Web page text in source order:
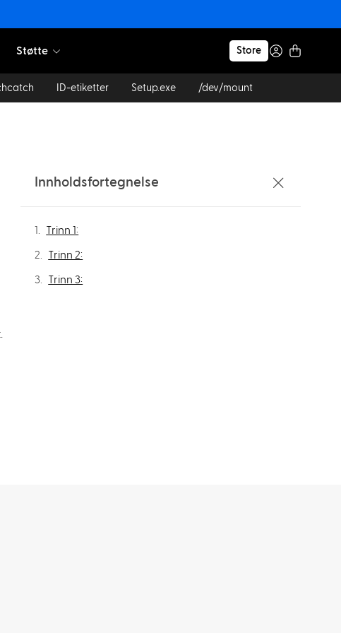
Støtte Store
ID-etiketter Setup.exe /dev/mount
Innholdsfortegnelse
Trinn 1:
Trinn 2:
Trinn 3: